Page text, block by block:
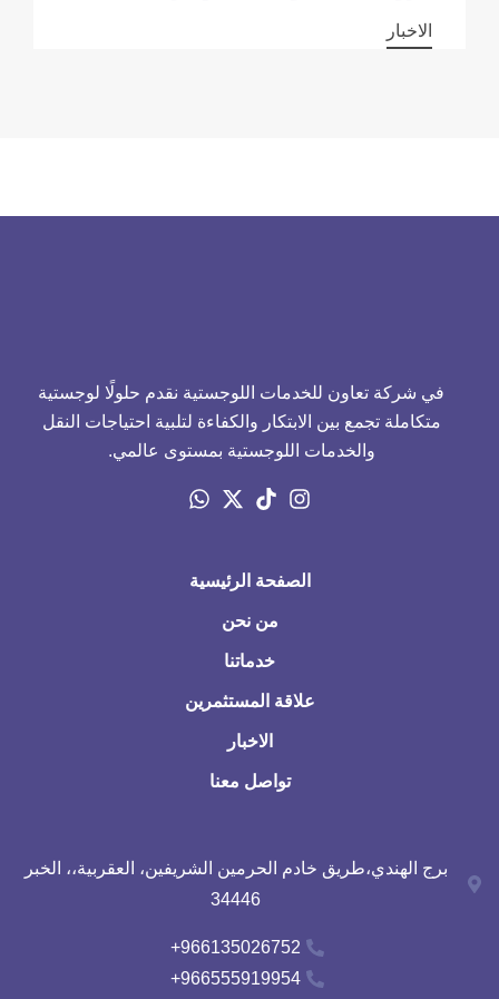
الاخبار
في شركة تعاون للخدمات اللوجستية نقدم حلولًا لوجستية
متكاملة تجمع بين الابتكار والكفاءة لتلبية احتياجات النقل
والخدمات اللوجستية بمستوى عالمي.
الصفحة الرئيسية
من نحن
خدماتنا
علاقة المستثمرين
الاخبار
تواصل معنا
برج الهندي،طريق خادم الحرمين الشريفين، العقربية،، الخبر
34446
966135026752+
966555919954+